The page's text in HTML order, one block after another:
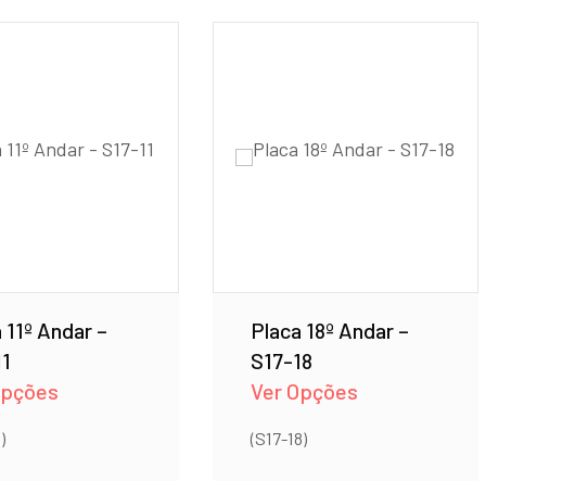
Andar –
Placa 18º Andar –
S17-18
Ver Opções
(S17-18)